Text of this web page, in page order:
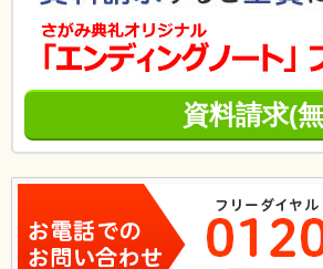
資料請求(